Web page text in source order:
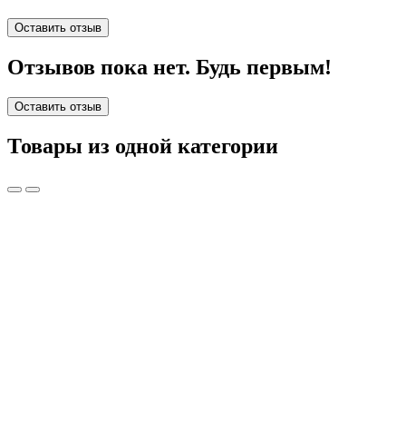
Оставить отзыв
Отзывов пока нет. Будь первым!
Оставить отзыв
Товары из одной категории